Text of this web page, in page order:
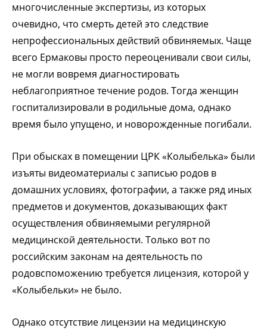
многочисленные экспертизы, из которых
очевидно, что смерть детей это следствие
непрофессиональных действий обвиняемых. Чаще
всего Ермаковы просто переоценивали свои силы,
не могли вовремя диагностировать
неблагоприятное течение родов. Тогда женщин
госпитализировали в родильные дома, однако
время было упущено, и новорожденные погибали.
При обысках в помещении ЦРК «Колыбелька» были
изъяты видеоматериалы с записью родов в
домашних условиях, фотографии, а также ряд иных
предметов и документов, доказывающих факт
осуществления обвиняемыми регулярной
медицинской деятельности. Только вот по
российским законам на деятельность по
родовспоможению требуется лицензия, которой у
«Колыбельки» не было.
Однако отсутствие лицензии на медицинскую